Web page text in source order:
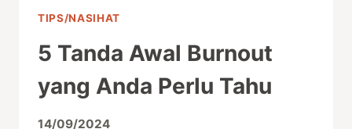
TIPS/NASIHAT
5 Tanda Awal Burnout
yang Anda Perlu Tahu
14/09/2024